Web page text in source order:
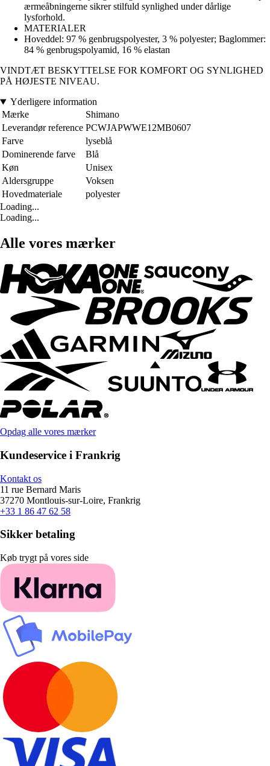
ærmeåbningerne sikrer stilfuld synlighed under dårlige
lysforhold.
MATERIALER
Hoveddel: 97 % genbrugspolyester, 3 % polyester; Baglommer:
84 % genbrugspolyamid, 16 % elastan
VINDTÆT BESKYTTELSE FOR KOMFORT OG SYNLIGHED
PÅ HØJESTE NIVEAU.
Yderligere information
Mærke
Shimano
Leverandør reference PCWJAPWWE12MB0607
Farve
lyseblå
Dominerende farve
Blå
Køn
Unisex
Aldersgruppe
Voksen
Hovedmateriale
polyester
Loading...
Loading...
Alle vores mærker
Opdag alle vores mærker
Kundeservice i Frankrig
Kontakt os
11 rue Bernard Maris
37270 Montlouis-sur-Loire, Frankrig
+33 1 86 47 62 58
Sikker betaling
Køb trygt på vores side